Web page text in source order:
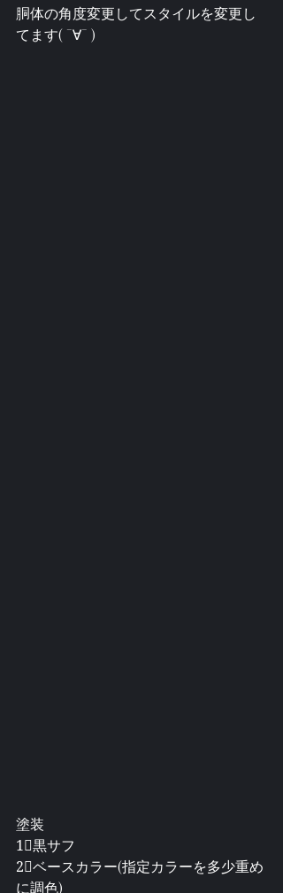
胴体の角度変更してスタイルを変更し
てます( ¯∀¯ )
塗装
1⃣黒サフ
2⃣ベースカラー(指定カラーを多少重め
に調色)